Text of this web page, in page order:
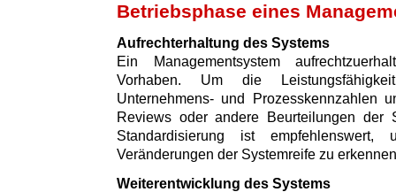
Betriebsphase eines
Aufrechterhaltung des Systems
Ein Managementsystem
Vorhaben. Um die
Unternehmens- und Prozesskennzahlen
Reviews oder andere Beurteilungen der
Standardisierung ist
Veränderungen der Systemreife zu
Weiterentwicklung des Systems